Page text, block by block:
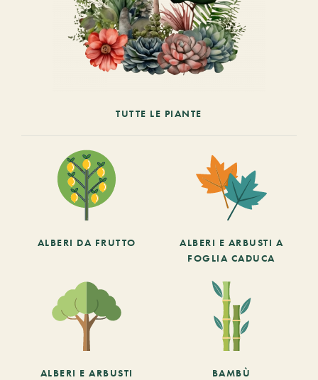
TUTTE LE PIANTE
ALBERI DA FRUTTO
ALBERI E ARBUSTI A
FOGLIA CADUCA
ALBERI E ARBUSTI
BAMBÙ